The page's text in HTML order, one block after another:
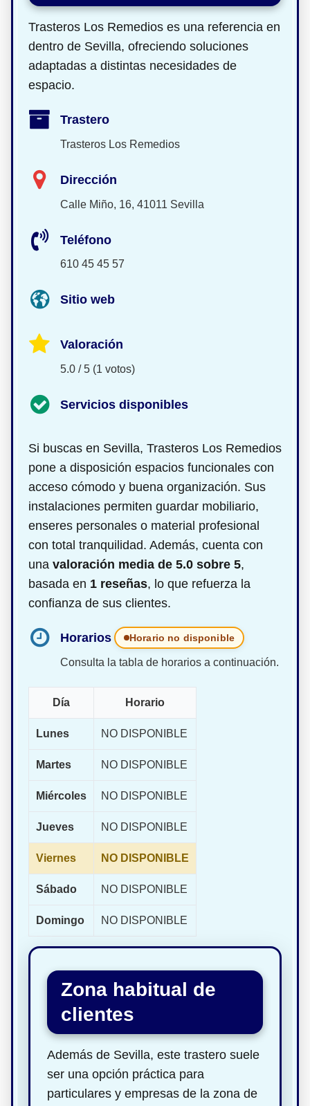
Trasteros Los Remedios es una referencia en
dentro de Sevilla, ofreciendo soluciones
adaptadas a distintas necesidades de
espacio.
Trastero
Trasteros Los Remedios
Dirección
Calle Miño, 16, 41011 Sevilla
Teléfono
610 45 45 57
Sitio web
Valoración
5.0 / 5 (1 votos)
Servicios disponibles
Si buscas en Sevilla, Trasteros Los Remedios
pone a disposición espacios funcionales con
acceso cómodo y buena organización. Sus
instalaciones permiten guardar mobiliario,
enseres personales o material profesional
con total tranquilidad. Además, cuenta con
una valoración media de 5.0 sobre 5,
basada en 1 reseñas, lo que refuerza la
confianza de sus clientes.
Horarios Horario no disponible
Consulta la tabla de horarios a continuación.
Día Horario
Lunes NO DISPONIBLE
Martes NO DISPONIBLE
Miércoles NO DISPONIBLE
Jueves NO DISPONIBLE
Viernes NO DISPONIBLE
Sábado NO DISPONIBLE
Domingo NO DISPONIBLE
Zona habitual de
clientes
Además de Sevilla, este trastero suele
ser una opción práctica para
particulares y empresas de la zona de